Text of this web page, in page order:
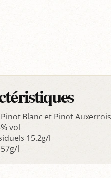
Pinot Blanc et Pinot Auxerrois
vol
15.2g/l
l